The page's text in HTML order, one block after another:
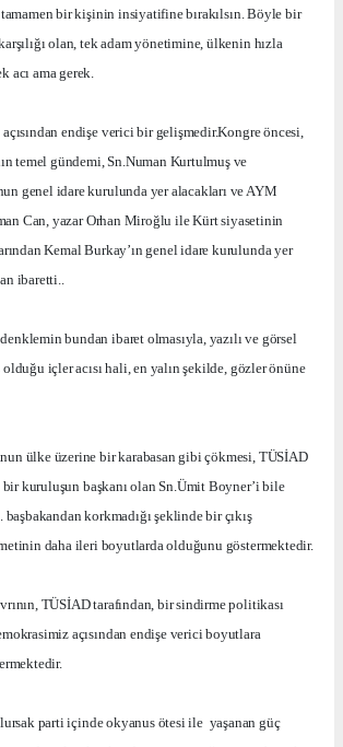
bir kişinin insiyatifine bırakılsın. Böyle bir
olan, tek adam yönetimine, ülkenin hızla
acı ama gerek.
endişe verici bir gelişmedir.Kongre öncesi,
temel gündemi, Sn.Numan Kurtulmuş ve
genel idare kurulunda yer alacakları ve AYM
Can, yazar Orhan Miroğlu ile Kürt siyasetinin
Kemal Burkay’ın genel idare kurulunda yer
ibaretti..
bundan ibaret olmasıyla, yazılı ve görsel
olduğu içler acısı hali, en yalın şekilde, gözler önüne
ülke üzerine bir karabasan gibi çökmesi, TÜSİAD
bir kuruluşun başkanı olan Sn.Ümit Boyner’i bile
korkmadığı şeklinde bir çıkış
daha ileri boyutlarda olduğunu göstermektedir.
TÜSİAD tarafından, bir sindirme politikası
açısından endişe verici boyutlara
parti içinde okyanus ötesi ile yaşanan güç